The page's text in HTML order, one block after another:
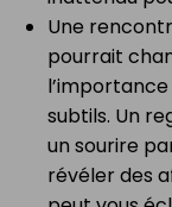
Une
pourrait
subtils. Un
un sourire
révéler des